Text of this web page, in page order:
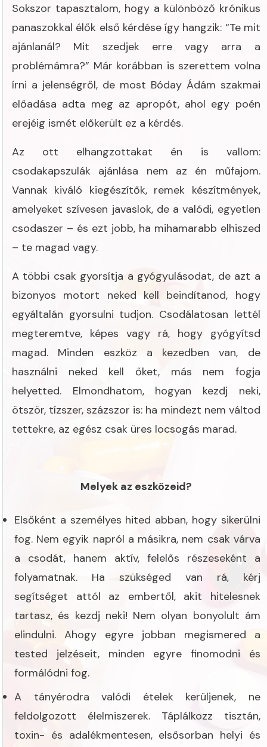
Sokszor tapasztalom, hogy a különböző krónikus
panaszokkal élők első kérdése így hangzik: “Te mit
ajánlanál? Mit szedjek erre vagy arra a
problémámra?” Már korábban is szerettem volna
írni a jelenségről, de most Bóday Ádám szakmai
előadása adta meg az apropót, ahol egy poén
erejéig ismét előkerült ez a kérdés.
Az ott elhangzottakat én is vallom:
csodakapszulák ajánlása nem az én műfajom.
Vannak kiváló kiegészítők, remek készítmények,
amelyeket szívesen javaslok, de a valódi, egyetlen
csodaszer – és ezt jobb, ha mihamarabb elhiszed
– te magad vagy.
A többi csak gyorsítja a gyógyulásodat, de azt a
bizonyos motort neked kell beindítanod, hogy
egyáltalán gyorsulni tudjon. Csodálatosan lettél
megteremtve, képes vagy rá, hogy gyógyítsd
magad. Minden eszköz a kezedben van, de
használni neked kell őket, más nem fogja
helyetted. Elmondhatom, hogyan kezdj neki,
ötször, tízszer, százszor is: ha mindezt nem váltod
tettekre, az egész csak üres locsogás marad.
Melyek az eszközeid?
Elsőként a személyes hited abban, hogy sikerülni
fog. Nem egyik napról a másikra, nem csak várva
a csodát, hanem aktív, felelős részeseként a
folyamatnak. Ha szükséged van rá, kérj
segítséget attól az embertől, akit hitelesnek
tartasz, és kezdj neki! Nem olyan bonyolult ám
elindulni. Ahogy egyre jobban megismered a
tested jelzéseit, minden egyre finomodni és
formálódni fog.
A tányérodra valódi ételek kerüljenek, ne
feldolgozott élelmiszerek. Táplálkozz tisztán,
toxin- és adalékmentesen, elsősorban helyi és